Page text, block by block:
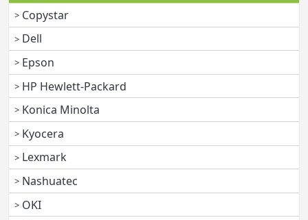
Copystar
Dell
Epson
HP Hewlett-Packard
Konica Minolta
Kyocera
Lexmark
Nashuatec
OKI